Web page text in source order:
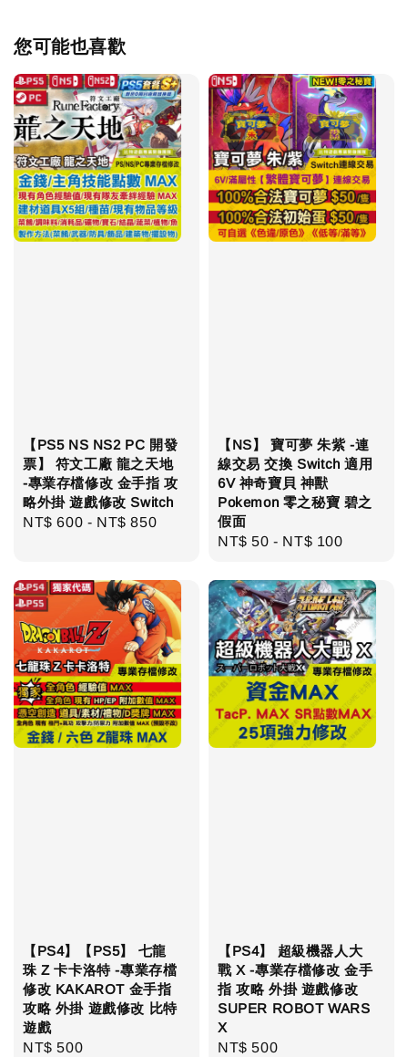
您可能也喜歡
【PS5 NS NS2 PC 開發
票】 符文工廠 龍之天地
-專業存檔修改 金手指 攻
略外掛 遊戲修改 Switch
Regular
NT$ 600 - NT$ 850
【NS】 寶可夢 朱紫 -連
線交易 交換 Switch 適用
6V 神奇寶貝 神獸
Pokemon 零之秘寶 碧之
假面
Regular
NT$ 50 - NT$ 100
【PS4】【PS5】 七龍
珠 Z 卡卡洛特 -專業存檔
修改 KAKAROT 金手指
攻略 外掛 遊戲修改 比特
遊戲
Regular
NT$ 500
【PS4】 超級機器人大
戰 X -專業存檔修改 金手
指 攻略 外掛 遊戲修改
SUPER ROBOT WARS
X
Regular
NT$ 500